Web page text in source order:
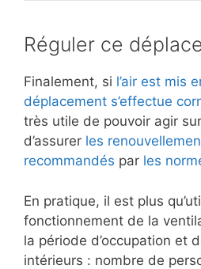
Réguler ce
Finalement, si l’air est mis
déplacement s’effectue
très utile de pouvoir agir
d’assurer les
recommandés par les
En pratique, il est plus
fonctionnement de la
la période d’occupation et
intérieurs : nombre de